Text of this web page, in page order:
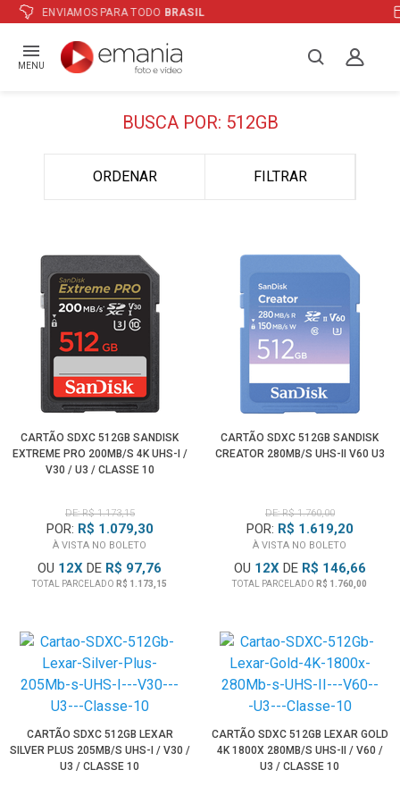
ATÉ12XE PREÇO ESPECIAL
MENU
BUSCA POR: 512GB
ORDENAR FILTRAR
CARTÃO SDXC 512GB SANDISK
EXTREME PRO 200MB/S 4K UHS-I /
V30 / U3 / CLASSE 10
DE: R$ 1.173,15
POR: R$ 1.079,30
À VISTA NO BOLETO
OU 12X DE R$ 97,76
TOTAL PARCELADO R$ 1.173,15
CARTÃO SDXC 512GB SANDISK
CREATOR 280MB/S UHS-II V60 U3
DE: R$ 1.760,00
POR: R$ 1.619,20
À VISTA NO BOLETO
OU 12XDE R$ 146,66
TOTAL PARCELADO R$ 1.760,00
CARTÃO SDXC 512GB LEXAR
SILVER PLUS 205MB/S UHS-I / V30 /
U3 / CLASSE 10
CARTÃO SDXC 512GB LEXAR GOLD
4K 1800X 280MB/S UHS-II / V60 /
U3 / CLASSE 10